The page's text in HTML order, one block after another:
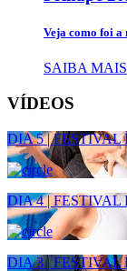
Veja como foi
SAIBA MAIS
VÍDEOS
DIA 5 | FESTIVAL
DIA 4 | FESTIVAL
DIA 3 | FESTIVAL